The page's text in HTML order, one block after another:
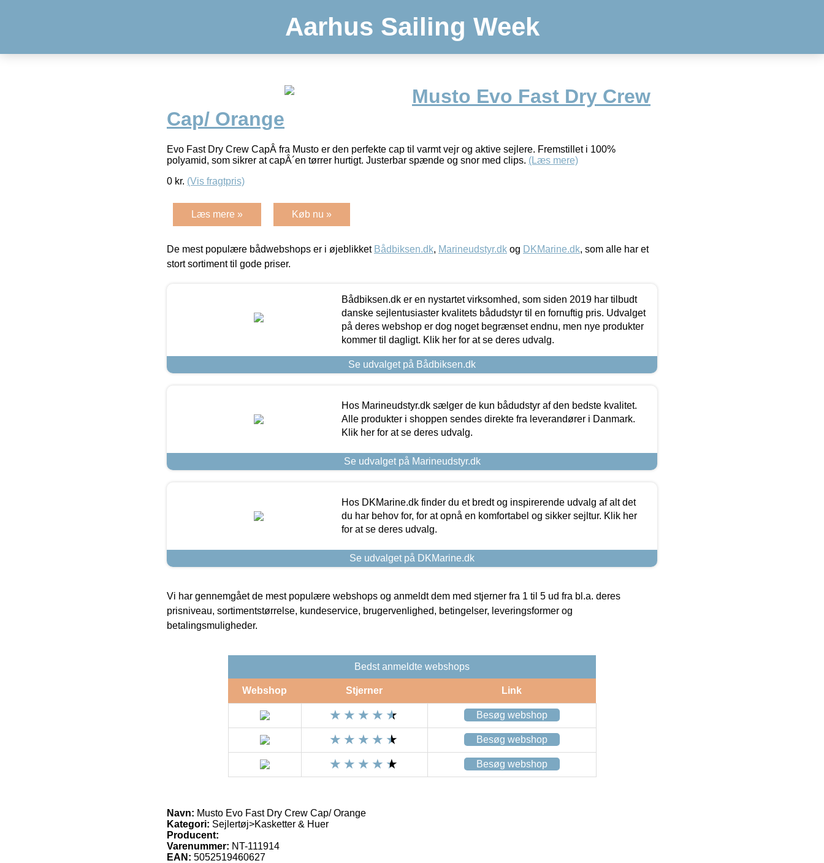
Aarhus Sailing Week
Musto Evo Fast Dry Crew
Cap/ Orange
Evo Fast Dry Crew CapÂ fra Musto er den perfekte cap til varmt vejr og aktive sejlere. Fremstillet i 100%
polyamid, som sikrer at capÂ´en tørrer hurtigt. Justerbar spænde og snor med clips. (Læs mere)
0 kr. (Vis fragtpris)
Læs mere » Køb nu »
De mest populære bådwebshops er i øjeblikket Bådbiksen.dk, Marineudstyr.dk og DKMarine.dk, som alle har et
stort sortiment til gode priser.
Bådbiksen.dk er en nystartet virksomhed, som siden 2019 har tilbudt
danske sejlentusiaster kvalitets bådudstyr til en fornuftig pris. Udvalget
på deres webshop er dog noget begrænset endnu, men nye produkter
kommer til dagligt. Klik her for at se deres udvalg.
Se udvalget på Bådbiksen.dk
Hos Marineudstyr.dk sælger de kun bådudstyr af den bedste kvalitet.
Alle produkter i shoppen sendes direkte fra leverandører i Danmark.
Klik her for at se deres udvalg.
Se udvalget på Marineudstyr.dk
Hos DKMarine.dk finder du et bredt og inspirerende udvalg af alt det
du har behov for, for at opnå en komfortabel og sikker sejltur. Klik her
for at se deres udvalg.
Se udvalget på DKMarine.dk
Vi har gennemgået de mest populære webshops og anmeldt dem med stjerner fra 1 til 5 ud fra bl.a. deres
prisniveau, sortimentstørrelse, kundeservice, brugervenlighed, betingelser, leveringsformer og
betalingsmuligheder.
Bedst anmeldte webshops
Webshop Stjerner Link
Besøg webshop
Besøg webshop
Besøg webshop
Navn: Musto Evo Fast Dry Crew Cap/ Orange
Kategori: Sejlertøj>Kasketter & Huer
Producent:
Varenummer: NT-111914
EAN: 5052519460627